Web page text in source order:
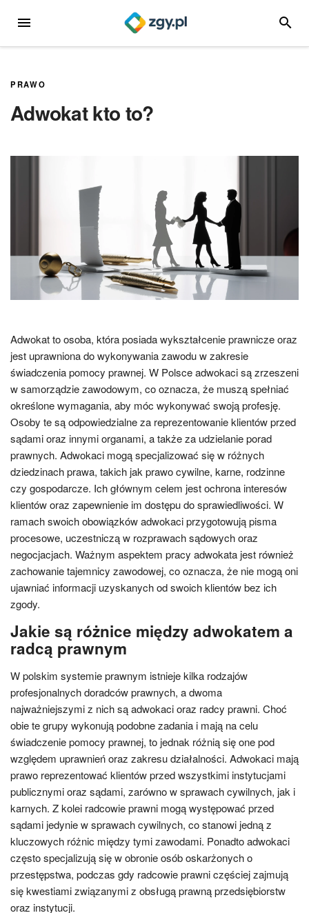
MENU
PRAWO
Adwokat kto to?
Adwokat to osoba, która posiada wykształcenie prawnicze oraz
jest uprawniona do wykonywania zawodu w zakresie
świadczenia pomocy prawnej. W Polsce adwokaci są zrzeszeni
w samorządzie zawodowym, co oznacza, że muszą spełniać
określone wymagania, aby móc wykonywać swoją profesję.
Osoby te są odpowiedzialne za reprezentowanie klientów przed
sądami oraz innymi organami, a także za udzielanie porad
prawnych. Adwokaci mogą specjalizować się w różnych
dziedzinach prawa, takich jak prawo cywilne, karne, rodzinne
czy gospodarcze. Ich głównym celem jest ochrona interesów
klientów oraz zapewnienie im dostępu do sprawiedliwości. W
ramach swoich obowiązków adwokaci przygotowują pisma
procesowe, uczestniczą w rozprawach sądowych oraz
negocjacjach. Ważnym aspektem pracy adwokata jest również
zachowanie tajemnicy zawodowej, co oznacza, że nie mogą oni
ujawniać informacji uzyskanych od swoich klientów bez ich
zgody.
Jakie są różnice między adwokatem a
radcą prawnym
W polskim systemie prawnym istnieje kilka rodzajów
profesjonalnych doradców prawnych, a dwoma
najważniejszymi z nich są adwokaci oraz radcy prawni. Choć
obie te grupy wykonują podobne zadania i mają na celu
świadczenie pomocy prawnej, to jednak różnią się one pod
względem uprawnień oraz zakresu działalności. Adwokaci mają
prawo reprezentować klientów przed wszystkimi instytucjami
publicznymi oraz sądami, zarówno w sprawach cywilnych, jak i
karnych. Z kolei radcowie prawni mogą występować przed
sądami jedynie w sprawach cywilnych, co stanowi jedną z
kluczowych różnic między tymi zawodami. Ponadto adwokaci
często specjalizują się w obronie osób oskarżonych o
przestępstwa, podczas gdy radcowie prawni częściej zajmują
się kwestiami związanymi z obsługą prawną przedsiębiorstw
oraz instytucji.